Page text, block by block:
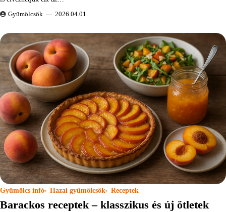
Gyümölcsök 2026.04.01.
Gyümölcs infó Hazai gyümölcsök Receptek
Barackos receptek – klasszikus és új ötletek